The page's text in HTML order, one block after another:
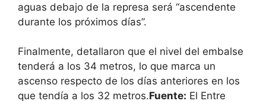
aguas debajo de la represa será “ascendente
durante los próximos días”.
Finalmente, detallaron que el nivel del embalse
tenderá a los 34 metros, lo que marca un
ascenso respecto de los días anteriores en los
que tendía a los 32 metros.Fuente: El Entre